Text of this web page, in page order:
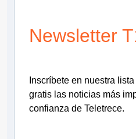
Newsletter
Inscríbete en nuestra
gratis las noticias más
confianza de Teletrece.